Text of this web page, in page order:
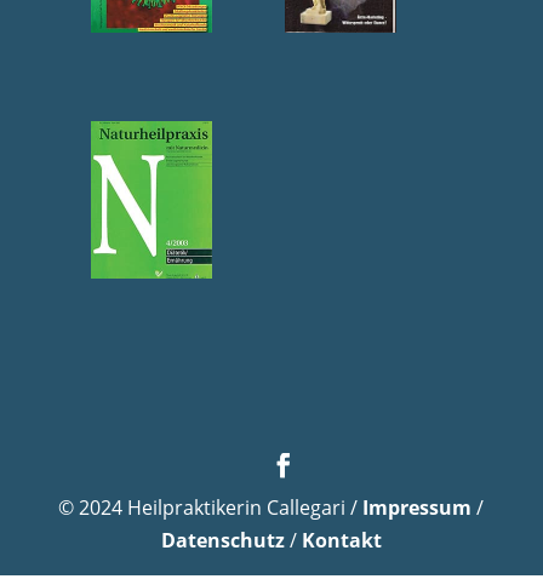
© 2024 Heilpraktikerin Callegari / Impressum /
Datenschutz/ Kontakt